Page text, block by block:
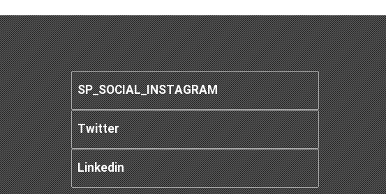
SP_SOCIAL_INSTAGRAM
Twitter
Linkedin